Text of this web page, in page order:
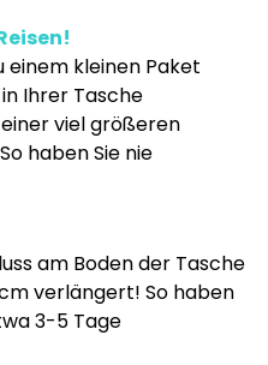
einem kleinen Paket
Ihrer Tasche
viel größeren
haben Sie nie
am Boden der Tasche
verlängert! So haben
3-5 Tage